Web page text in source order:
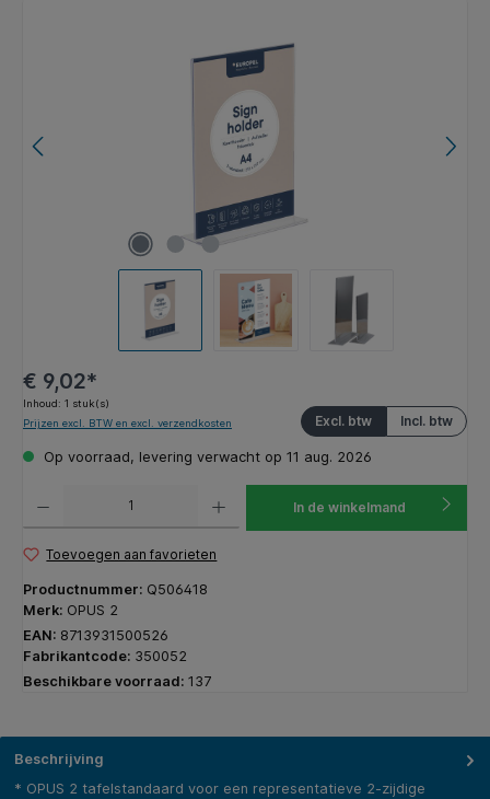
€ 9,02*
Inhoud: 1 stuk(s)
Incl. btw
Excl. btw
Prijzen excl. BTW en excl. verzendkosten
Op voorraad, levering verwacht op 11 aug. 2026
In de winkelmand
Toevoegen aan favorieten
Productnummer: Q506418
Merk: OPUS 2
EAN: 8713931500526
Fabrikantcode: 350052
Beschikbare voorraad: 137
Beschrijving
* OPUS 2 tafelstandaard voor een representatieve 2-zijdige